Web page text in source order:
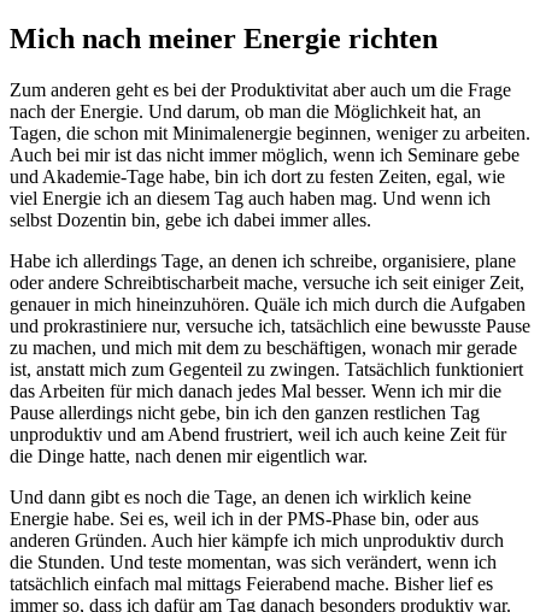
Mich nach meiner Energie richten
Zum anderen geht es bei der Produktivitat aber auch um die Frage
nach der Energie. Und darum, ob man die Möglichkeit hat, an
Tagen, die schon mit Minimalenergie beginnen, weniger zu arbeiten.
Auch bei mir ist das nicht immer möglich, wenn ich Seminare gebe
und Akademie-Tage habe, bin ich dort zu festen Zeiten, egal, wie
viel Energie ich an diesem Tag auch haben mag. Und wenn ich
selbst Dozentin bin, gebe ich dabei immer alles.
Habe ich allerdings Tage, an denen ich schreibe, organisiere, plane
oder andere Schreibtischarbeit mache, versuche ich seit einiger Zeit,
genauer in mich hineinzuhören. Quäle ich mich durch die Aufgaben
und prokrastiniere nur, versuche ich, tatsächlich eine bewusste Pause
zu machen, und mich mit dem zu beschäftigen, wonach mir gerade
ist, anstatt mich zum Gegenteil zu zwingen. Tatsächlich funktioniert
das Arbeiten für mich danach jedes Mal besser. Wenn ich mir die
Pause allerdings nicht gebe, bin ich den ganzen restlichen Tag
unproduktiv und am Abend frustriert, weil ich auch keine Zeit für
die Dinge hatte, nach denen mir eigentlich war.
Und dann gibt es noch die Tage, an denen ich wirklich keine
Energie habe. Sei es, weil ich in der PMS-Phase bin, oder aus
anderen Gründen. Auch hier kämpfe ich mich unproduktiv durch
die Stunden. Und teste momentan, was sich verändert, wenn ich
tatsächlich einfach mal mittags Feierabend mache. Bisher lief es
immer so, dass ich dafür am Tag danach besonders produktiv war.